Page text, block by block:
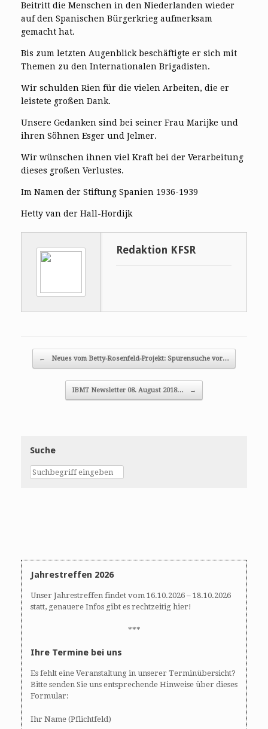
Beitritt die Menschen in den Niederlanden wieder
auf den Spanischen Bürgerkrieg aufmerksam
gemacht hat.
Bis zum letzten Augenblick beschäftigte er sich mit
Themen zu den Internationalen Brigadisten.
Wir schulden Rien für die vielen Arbeiten, die er
leistete großen Dank.
Unsere Gedanken sind bei seiner Frau Marijke und
ihren Söhnen Esger und Jelmer.
Wir wünschen ihnen viel Kraft bei der Verarbeitung
dieses großen Verlustes.
Im Namen der Stiftung Spanien 1936-1939
Hetty van der Hall-Hordijk
Redaktion KFSR
Post navigation
← Neues vom Betty-Rosenfeld-Projekt: Spurensuche vor…
IBMT Newsletter 08. August 2018… →
Suche
Jahrestreffen 2026
Unser Jahrestreffen findet vom 16.10.2026 – 18.10.2026
statt, genauere Infos gibt es rechtzeitig hier!
***
Ihre Termine bei uns
Es fehlt eine Veranstaltung in unserer Terminübersicht?
Bitte senden Sie uns entsprechende Hinweise über dieses
Formular:
Ihr Name (Pflichtfeld)